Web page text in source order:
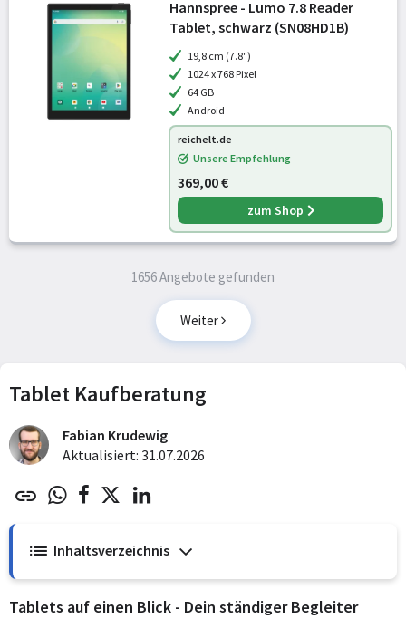
Hannspree - Lumo 7.8 Reader
Tablet, schwarz (SN08HD1B)
19,8 cm (7.8")
1024 x 768 Pixel
64 GB
Android
reichelt.de
Unsere Empfehlung
369,00 €
zum Shop
1656 Angebote gefunden
Weiter
Tablet Kaufberatung
Fabian Krudewig
Aktualisiert: 31.07.2026
Inhaltsverzeichnis
Tablets auf einen Blick - Dein ständiger Begleiter